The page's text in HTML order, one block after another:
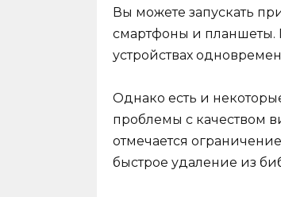
Вы можете запускать
смартфоны и планшеты.
устройствах
Однако есть и
проблемы с качеством
отмечается
быстрое удаление из